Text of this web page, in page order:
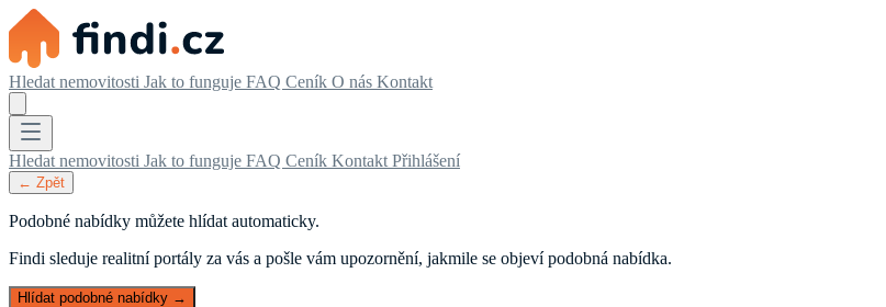
Hledat nemovitosti Jak to funguje FAQ Ceník O nás Kontakt
Hledat nemovitosti Jak to funguje FAQ Ceník Kontakt Přihlášení
← Zpět
Podobné nabídky můžete hlídat automaticky.
Findi sleduje realitní portály za vás a pošle vám upozornění, jakmile se objeví podobná nabídka.
Hlídat podobné nabídky →